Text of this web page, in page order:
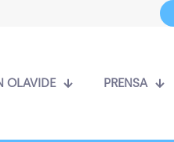
OLAVIDE PRENSA